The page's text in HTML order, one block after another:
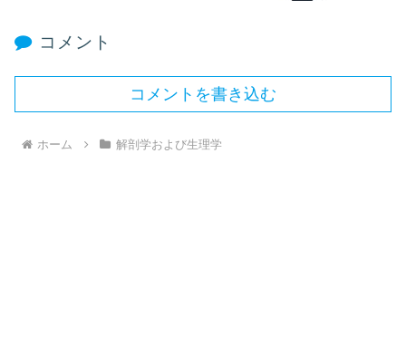
コメント
コメントを書き込む
ホーム 解剖学および生理学